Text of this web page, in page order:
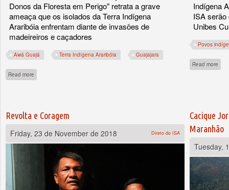
Donos da Floresta em Perigo" retrata a grave
ameaça que os isolados da Terra Indígena
Araribóia enfrentam diante de invasões de
madeireiros e caçadores
Awá Guajá Terra Indígena Araribóia Guajajara
Read more
Indígena
ISA serão
Unibes
Povos
Read more
Revolta e Coragem
Friday, 23 de November de 2018
Direto do ISA
Cacique
Maranhão
Tuesday,